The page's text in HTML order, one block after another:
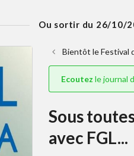
Ou sortir du 26/10/
Bientôt le Festival
Ecoutez le journal
Sous
avec FGL...